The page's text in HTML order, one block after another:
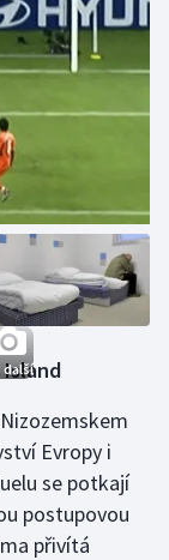
další
Evropy i
se potkají
postupovou
přivítá